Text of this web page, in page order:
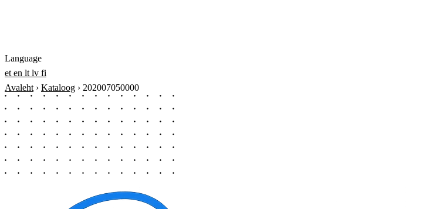
Language
et en lt lv fi
Avaleht › Kataloog › 202007050000